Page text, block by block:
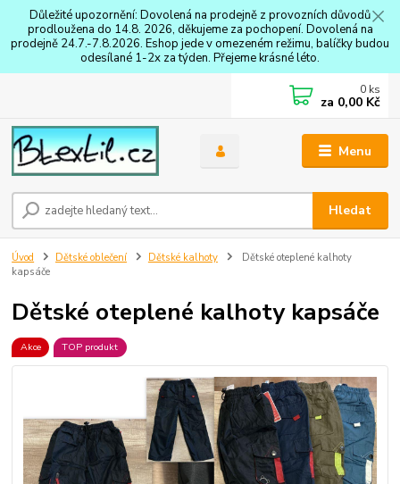
Důležité upozornění: Dovolená na prodejně z provozních důvodů
prodloužena do 14.8. 2026, děkujeme za pochopení. Dovolená na
prodejně 24.7.-7.8.2026. Eshop jede v omezeném režimu, balíčky budou
odesílané 1-2x za týden. Přejeme krásné léto.
Menu
Hledat
0 ks
za 0,00 Kč
Úvod Dětské oblečení Dětské kalhoty
Dětské oteplené kalhoty
kapsáče
Dětské oteplené kalhoty kapsáče
Akce TOP produkt